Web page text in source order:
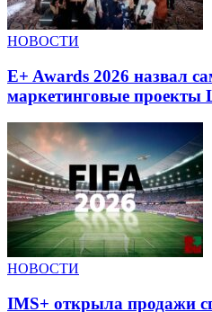
НОВОСТИ
E+ Awards 2026 назвал
маркетинговые проекты
НОВОСТИ
IMS+ открыла продажи